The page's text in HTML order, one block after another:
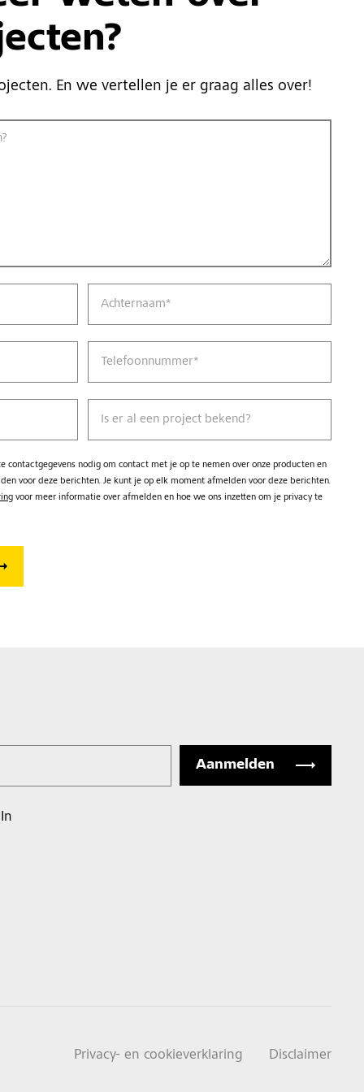
En we vertellen je er graag alles over!
Achternaam*
Telefoonnummer*
Is er al een project bekend?
contactgegevens nodig om contact met je op te nemen over onze producten en
voor deze berichten. Je kunt je op elk moment afmelden voor deze berichten.
voor meer informatie over afmelden en hoe we ons inzetten om je privacy te
Privacy- en cookieverklaring Disclaimer